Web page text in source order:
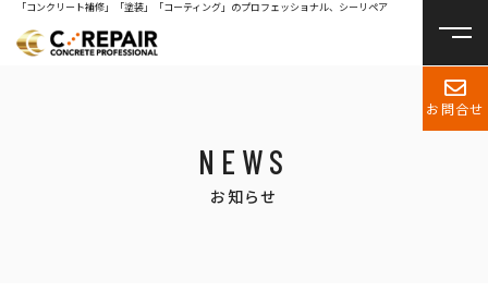
「コンクリート補修」「塗装」「コーティング」のプロフェッショナル、シーリペア
お問合せ
NEWS
お知らせ